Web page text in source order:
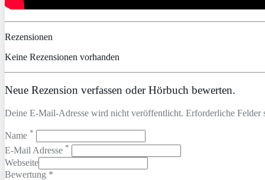
Rezensionen
Keine Rezensionen vorhanden
Neue Rezension verfassen oder Hörbuch bewerten.
Deine E-Mail-Adresse wird nicht veröffentlicht. Erforderliche Felder
Name *
E-Mail Adresse *
Webseite
Bewertung *